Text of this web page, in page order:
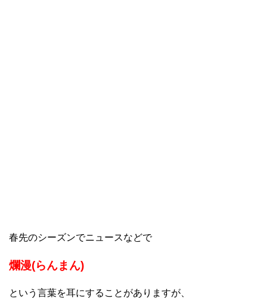
春先のシーズンでニュースなどで
爛漫(らんまん)
という言葉を耳にすることがありますが、